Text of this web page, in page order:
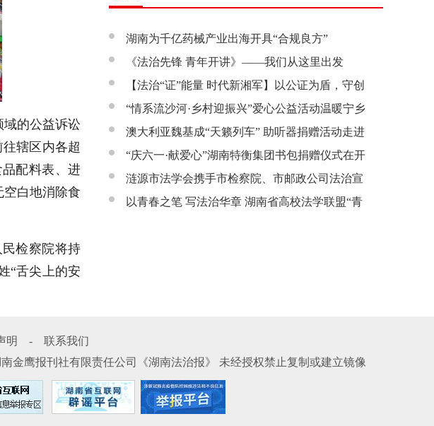
域的公益诉讼
辖区内各超
配料表、进
白地消除食
检察院将持
“舌尖上的安
湖南为千亿药械产业出海开具“合规良方”
《法治先锋 青年开讲》——我们从这里出发
【法治“证”能量 时代新湘军】以公证为盾，守创
新之魂 湖南青年公证人为知识产权保护筑牢防线
“情系流沙河·乡村迎振兴”爱心公益活动温暖宁乡
市流沙河镇
澳大利亚魏基成“天籁列车” 助听器捐赠活动走进
开慧镇
“庆六一·献爱心”湖南特衡集团书包捐赠仪式在开
慧镇举行
涟源市法学会携手市检察院、市邮政公司法治宣
讲走进七星街镇仙洞中学
以青春之笔 写法治华章 湖南省高校法学联盟“青
明 -
联系我们
金鹰报刊社有限责任公司《湖南法治报》 未经授权禁止复制或建立镜像